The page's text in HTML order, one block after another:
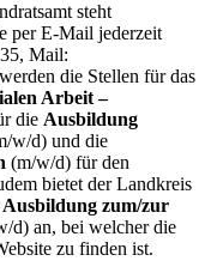
steht
per E-Mail jederzeit
Mail:
die Stellen für das
Arbeit –
die Ausbildung
w/d) und die
(m/w/d) für den
bietet der Landkreis
Ausbildung zum/zur
d) an, bei welcher die
zu finden ist.